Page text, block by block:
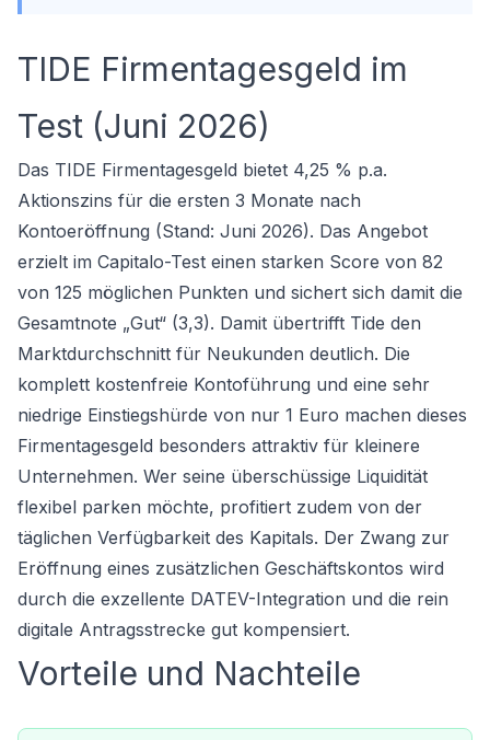
TIDE Firmentagesgeld im
Test (Juni 2026)
Das TIDE Firmentagesgeld bietet 4,25 % p.a.
Aktionszins für die ersten 3 Monate nach
Kontoeröffnung (Stand: Juni 2026). Das Angebot
erzielt im Capitalo-Test einen starken Score von 82
von 125 möglichen Punkten und sichert sich damit die
Gesamtnote „Gut“ (3,3). Damit übertrifft Tide den
Marktdurchschnitt für Neukunden deutlich. Die
komplett kostenfreie Kontoführung und eine sehr
niedrige Einstiegshürde von nur 1 Euro machen dieses
Firmentagesgeld besonders attraktiv für kleinere
Unternehmen. Wer seine überschüssige Liquidität
flexibel parken möchte, profitiert zudem von der
täglichen Verfügbarkeit des Kapitals. Der Zwang zur
Eröffnung eines zusätzlichen Geschäftskontos wird
durch die exzellente DATEV-Integration und die rein
digitale Antragsstrecke gut kompensiert.
Vorteile und Nachteile